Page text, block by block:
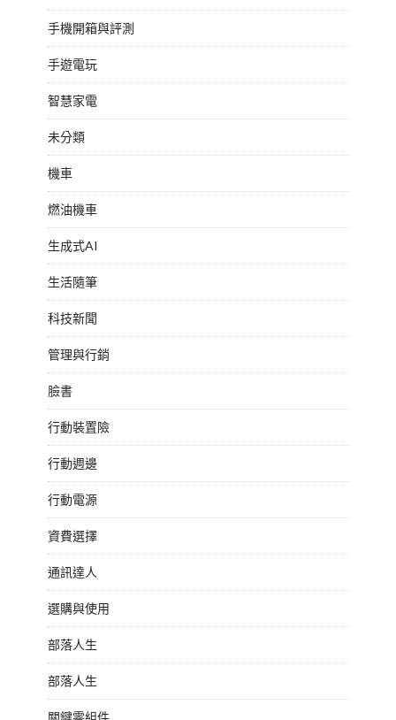
手機開箱與評測
手遊電玩
智慧家電
未分類
機車
燃油機車
生成式AI
生活隨筆
科技新聞
管理與行銷
臉書
行動裝置險
行動週邊
行動電源
資費選擇
通訊達人
選購與使用
部落人生
部落人生
關鍵零組件